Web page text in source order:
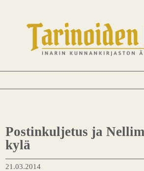
Postinkuljetus ja
kylä
21.03.2014